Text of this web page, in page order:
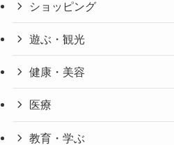
ショッピング
遊ぶ・観光
健康・美容
医療
教育・学ぶ